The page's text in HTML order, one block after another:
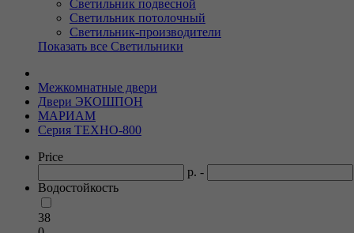
Светильник подвесной
Светильник потолочный
Светильник-производители
Показать все Светильники
Межкомнатные двери
Двери ЭКОШПОН
МАРИАМ
Серия ТЕХНО-800
Price
р. -
Водостойкость
38